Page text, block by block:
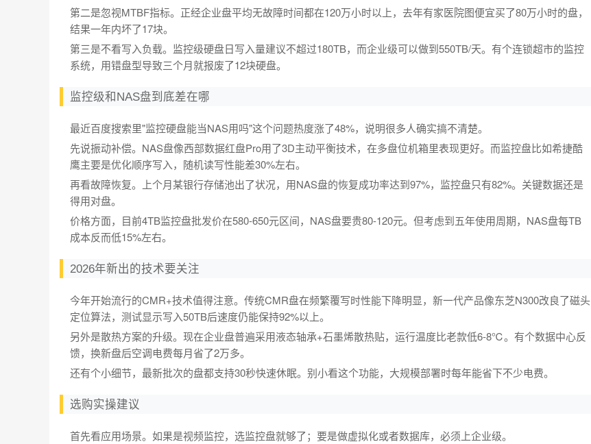
第二是忽视MTBF指标。正经企业盘平均无故障时间都在120万小时以上，去年有家医院图便宜买了80万小时的盘，
结果一年内坏了17块。
第三是不看写入负载。监控级硬盘日写入量建议不超过180TB，而企业级可以做到550TB/天。有个连锁超市的监控
系统，用错盘型导致三个月就报废了12块硬盘。
监控级和NAS盘到底差在哪
最近百度搜索里"监控硬盘能当NAS用吗"这个问题热度涨了48%，说明很多人确实搞不清楚。
先说振动补偿。NAS盘像西部数据红盘Pro用了3D主动平衡技术，在多盘位机箱里表现更好。而监控盘比如希捷酷
鹰主要是优化顺序写入，随机读写性能差30%左右。
再看故障恢复。上个月某银行存储池出了状况，用NAS盘的恢复成功率达到97%，监控盘只有82%。关键数据还是
得用对盘。
价格方面，目前4TB监控盘批发价在580-650元区间，NAS盘要贵80-120元。但考虑到五年使用周期，NAS盘每TB
成本反而低15%左右。
2026年新出的技术要关注
今年开始流行的CMR+技术值得注意。传统CMR盘在频繁覆写时性能下降明显，新一代产品像东芝N300改良了磁头
定位算法，测试显示写入50TB后速度仍能保持92%以上。
另外是散热方案的升级。现在企业盘普遍采用液态轴承+石墨烯散热贴，运行温度比老款低6-8℃。有个数据中心反
馈，换新盘后空调电费每月省了2万多。
还有个小细节，最新批次的盘都支持30秒快速休眠。别小看这个功能，大规模部署时每年能省下不少电费。
选购实操建议
首先看应用场景。如果是视频监控，选监控盘就够了；要是做虚拟化或者数据库，必须上企业级。